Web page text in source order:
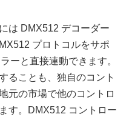
は DMX512 デコーダー
プロトコルをサポ
ーと直接連動できます。
ることも、独自のコント
元の市場で他のコントロ
す。DMX512 コントロー